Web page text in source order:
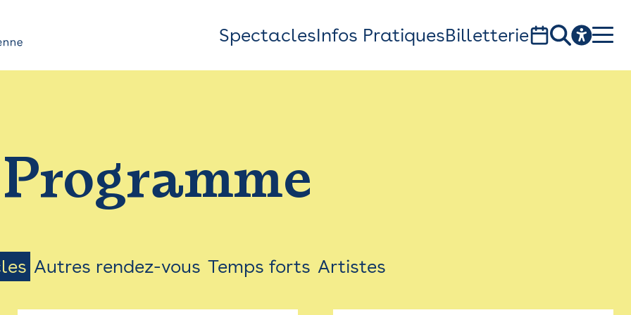
Top
Bar
Menu
SpectaclesInfos PratiquesBilletterie
1, av. du Chateau d'eau - 31300 Toulouse
Programme
Autres rendez-vous Temps forts Artistes